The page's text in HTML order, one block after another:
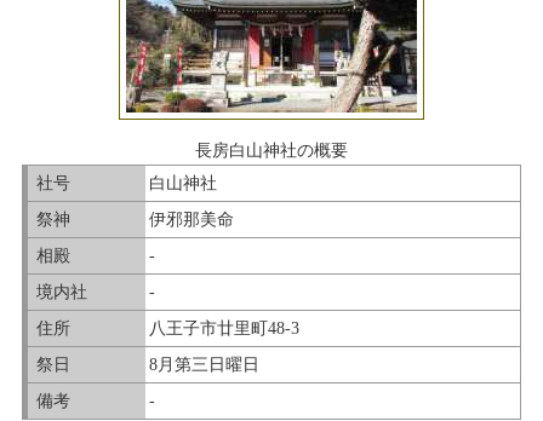
長房白山神社の概要
社号
白山神社
祭神
伊邪那美命
相殿
-
境内社
-
住所
八王子市廿里町48-3
祭日
8月第三日曜日
備考
-